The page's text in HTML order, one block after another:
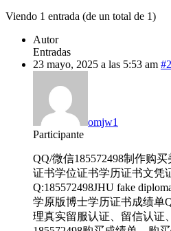
Viendo 1 entrada (de un total de 1)
Autor
Entradas
23 mayo, 2025 a las 5:53 am
omjw1
Participante
QQ/微信185572498制作购
证书学位证书学历证书文凭
Q:185572498JHU fake
学原版博士学历证书成绩单
理真实留服认证、留信认证